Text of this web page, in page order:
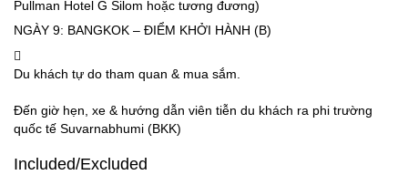
Pullman Hotel G Silom hoặc tương đương)
NGÀY 9: BANGKOK – ĐIỂM KHỞI HÀNH (B)
Du khách tự do tham quan & mua sắm.
Đến giờ hẹn, xe & hướng dẫn viên tiễn du khách ra phi trường
quốc tế Suvarnabhumi (BKK)
Included/Excluded